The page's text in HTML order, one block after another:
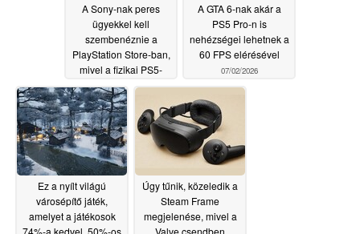
A Sony-nak peres
ügyekkel kell
szembenéznie a
PlayStation Store-ban,
mivel a fizikai PS5-
játékok digitális
formátumra váltanak
07/02/2026
A GTA 6-nak akár a
PS5 Pro-n is
nehézségei lehetnek a
60 FPS elérésével
07/02/2026
Ez a nyílt világú
városépítő játék,
amelyet a játékosok
74%-a kedvel, 50%-os
Úgy tűnik, közeledik a
Steam Frame
megjelenése, mivel a
Valve csendben